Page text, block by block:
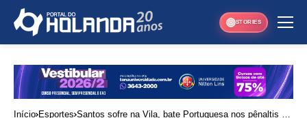
STORIES
Início Esportes Santos sofre na Vila, bate Portuguesa nos pênaltis e